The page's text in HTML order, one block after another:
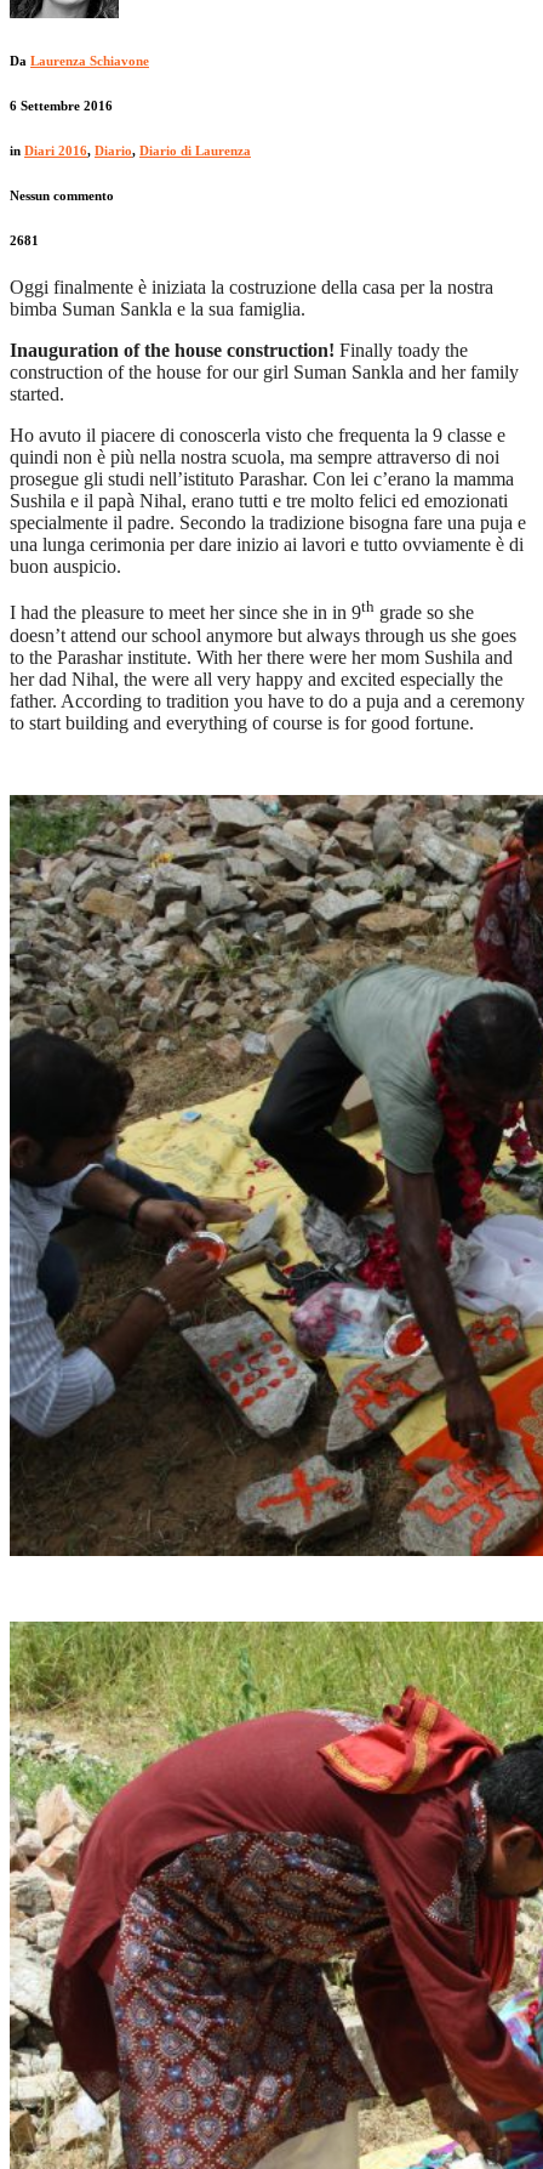
Da Laurenza Schiavone
6 Settembre 2016
in Diari 2016, Diario, Diario di Laurenza
Nessun commento
2681
Oggi finalmente è iniziata la costruzione della casa per la nostra
bimba Suman Sankla e la sua famiglia.
Inauguration of the house construction! Finally toady the
construction of the house for our girl Suman Sankla and her family
started.
Ho avuto il piacere di conoscerla visto che frequenta la 9 classe e
quindi non è più nella nostra scuola, ma sempre attraverso di noi
prosegue gli studi nell’istituto Parashar. Con lei c’erano la mamma
Sushila e il papà Nihal, erano tutti e tre molto felici ed emozionati
specialmente il padre. Secondo la tradizione bisogna fare una puja e
una lunga cerimonia per dare inizio ai lavori e tutto ovviamente è di
buon auspicio.
I had the pleasure to meet her since she in in 9th grade so she
doesn’t attend our school anymore but always through us she goes
to the Parashar institute. With her there were her mom Sushila and
her dad Nihal, the were all very happy and excited especially the
father. According to tradition you have to do a puja and a ceremony
to start building and everything of course is for good fortune.